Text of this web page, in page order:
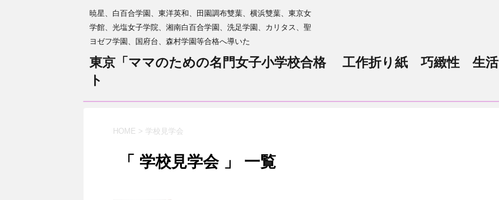
暁星、白百合学園、東洋英和、田園調布雙葉、横浜雙葉、東京女
学館、光塩女子学院、湘南白百合学園、洗足学園、カリタス、聖
ヨゼフ学園、国府台、森村学園等合格へ導いた
東京「ママのための名門女子小学校合格 工作折り紙 巧緻性 生
ト
HOME > 学校見学会
「 学校見学会 」 一覧